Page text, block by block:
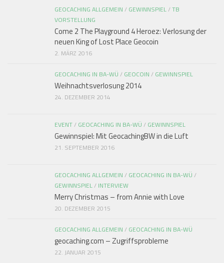
GEOCACHING ALLGEMEIN / GEWINNSPIEL/TB
VORSTELLUNG
Come 2 The Playground 4 Heroez: Verlosung der
neuen King of Lost Place Geocoin
2. MÄRZ 2016
GEOCACHING IN BA-WÜ / GEOCOIN / GEWINNSPIEL
Weihnachtsverlosung 2014
24. DEZEMBER 2014
EVENT/ GEOCACHING IN BA-WÜ / GEWINNSPIEL
Gewinnspiel: Mit GeocachingBW in die Luft
21. SEPTEMBER 2016
GEOCACHING ALLGEMEIN / GEOCACHING IN BA-WÜ /
GEWINNSPIEL/ INTERVIEW
Merry Christmas – from Annie with Love
20. DEZEMBER 2015
GEOCACHING ALLGEMEIN / GEOCACHING IN BA-WÜ
geocaching.com – Zugriffsprobleme
22. JANUAR 2015